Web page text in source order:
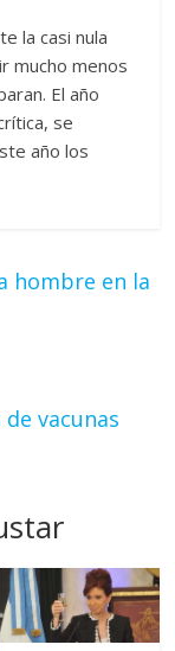
la casi nula
mucho menos
El año
se
año los
hombre en la
vacunas